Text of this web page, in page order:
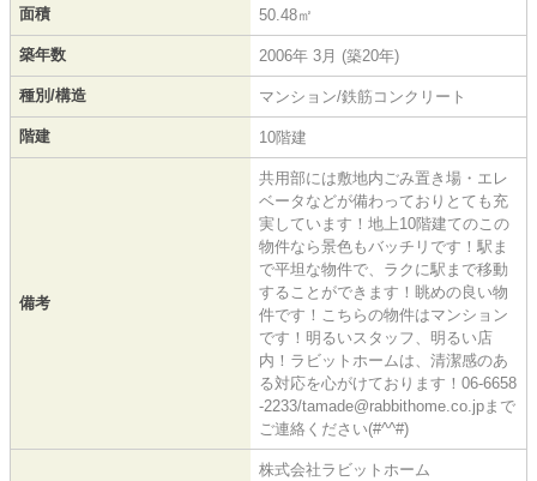
面積 50.48㎡
築年数 2006年 3月 (築20年)
種別/構造 マンション/鉄筋コンクリート
階建 10階建
備考
共用部には敷地内ごみ置き場・エレ
ベータなどが備わっておりとても充
実しています！地上10階建てのこの
物件なら景色もバッチリです！駅ま
で平坦な物件で、ラクに駅まで移動
することができます！眺めの良い物
件です！こちらの物件はマンション
です！明るいスタッフ、明るい店
内！ラビットホームは、清潔感のあ
る対応を心がけております！06-6658
-2233/tamade@rabbithome.co.jpまで
ご連絡ください(#^^#)
株式会社ラビットホーム